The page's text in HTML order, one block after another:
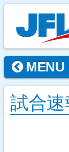
MENU
試合速